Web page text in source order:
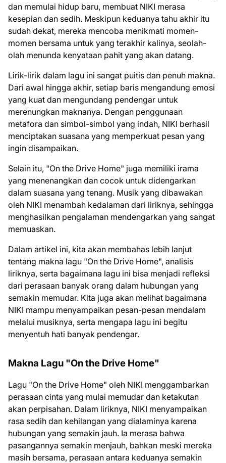
dan memulai hidup baru, membuat NIKI merasa
kesepian dan sedih. Meskipun keduanya tahu akhir itu
sudah dekat, mereka mencoba menikmati momen-
momen bersama untuk yang terakhir kalinya, seolah-
olah menunda kenyataan pahit yang akan datang.
Lirik-lirik dalam lagu ini sangat puitis dan penuh makna.
Dari awal hingga akhir, setiap baris mengandung emosi
yang kuat dan mengundang pendengar untuk
merenungkan maknanya. Dengan penggunaan
metafora dan simbol-simbol yang indah, NIKI berhasil
menciptakan suasana yang memperkuat pesan yang
ingin disampaikan.
Selain itu, "On the Drive Home" juga memiliki irama
yang menenangkan dan cocok untuk didengarkan
dalam suasana yang tenang. Musik yang dibawakan
oleh NIKI menambah kedalaman dari liriknya, sehingga
menghasilkan pengalaman mendengarkan yang sangat
memuaskan.
Dalam artikel ini, kita akan membahas lebih lanjut
tentang makna lagu "On the Drive Home", analisis
liriknya, serta bagaimana lagu ini bisa menjadi refleksi
dari perasaan banyak orang dalam hubungan yang
semakin memudar. Kita juga akan melihat bagaimana
NIKI mampu menyampaikan pesan-pesan mendalam
melalui musiknya, serta mengapa lagu ini begitu
menyentuh hati banyak pendengar.
Makna Lagu "On the Drive Home"
Lagu "On the Drive Home" oleh NIKI menggambarkan
perasaan cinta yang mulai memudar dan ketakutan
akan perpisahan. Dalam liriknya, NIKI menyampaikan
rasa sedih dan kehilangan yang dialaminya karena
hubungan yang semakin jauh. Ia merasa bahwa
pasangannya semakin menjauh, bahkan meski mereka
masih bersama, perasaan antara keduanya semakin